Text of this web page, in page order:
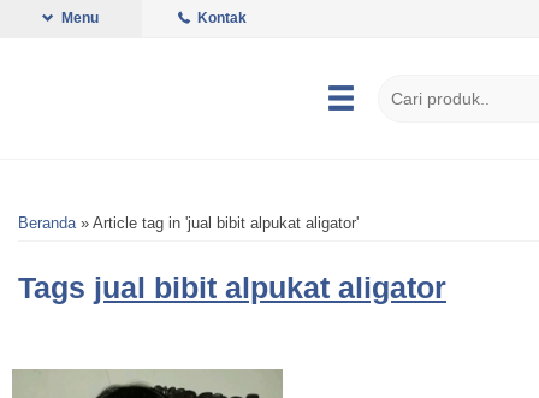
Menu Kontak
Beranda» Article tag in 'jual bibit alpukat aligator'
Tags jual bibit alpukat aligator